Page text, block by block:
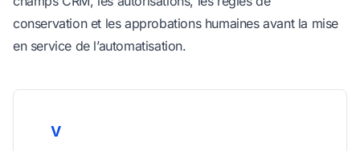
conservation et les approbations humaines avant la mise
en service de l’automatisation.
V